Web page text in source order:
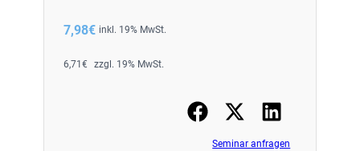
7,98€ inkl. 19% MwSt.
6,71 € zzgl. 19% MwSt.
Seminar anfragen